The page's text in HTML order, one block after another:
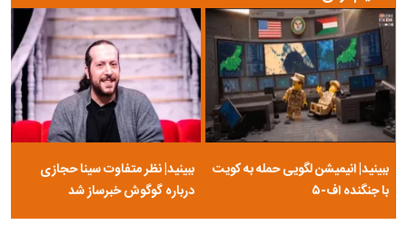
ببینید| انیمیشن لگویی حمله به کویت
با جنگنده اف-۵
ببینید| نظر متفاوت سینا حجازی
درباره گوگوش خبرساز شد